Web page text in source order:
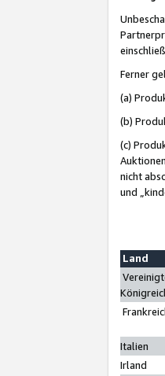
Ferner
(a)
(b)
(c)
nicht
und
Land
Italien
Irland